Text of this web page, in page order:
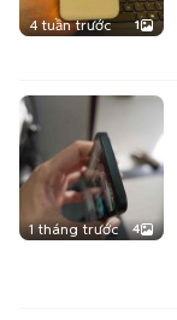
4 tuần trước 1
1 tháng trước 4